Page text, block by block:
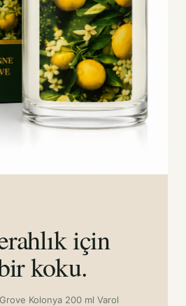
için
koku.
Kolonya 200 ml Varol